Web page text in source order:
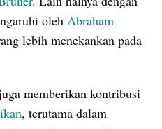
oleh Abraham
lebih menekankan pada
memberikan kontribusi
, terutama dalam